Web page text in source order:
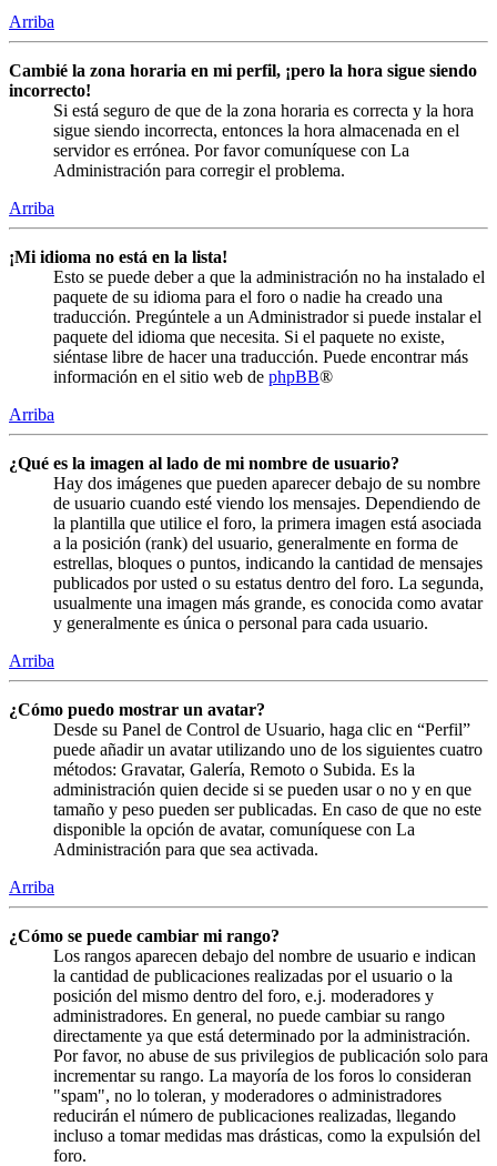
Arriba
Cambié la zona horaria en mi perfil, ¡pero la hora sigue siendo
incorrecto!
Si está seguro de que de la zona horaria es correcta y la hora
sigue siendo incorrecta, entonces la hora almacenada en el
servidor es errónea. Por favor comuníquese con La
Administración para corregir el problema.
Arriba
¡Mi idioma no está en la lista!
Esto se puede deber a que la administración no ha instalado el
paquete de su idioma para el foro o nadie ha creado una
traducción. Pregúntele a un Administrador si puede instalar el
paquete del idioma que necesita. Si el paquete no existe,
siéntase libre de hacer una traducción. Puede encontrar más
información en el sitio web de phpBB®
Arriba
¿Qué es la imagen al lado de mi nombre de usuario?
Hay dos imágenes que pueden aparecer debajo de su nombre
de usuario cuando esté viendo los mensajes. Dependiendo de
la plantilla que utilice el foro, la primera imagen está asociada
a la posición (rank) del usuario, generalmente en forma de
estrellas, bloques o puntos, indicando la cantidad de mensajes
publicados por usted o su estatus dentro del foro. La segunda,
usualmente una imagen más grande, es conocida como avatar
y generalmente es única o personal para cada usuario.
Arriba
¿Cómo puedo mostrar un avatar?
Desde su Panel de Control de Usuario, haga clic en “Perfil”
puede añadir un avatar utilizando uno de los siguientes cuatro
métodos: Gravatar, Galería, Remoto o Subida. Es la
administración quien decide si se pueden usar o no y en que
tamaño y peso pueden ser publicadas. En caso de que no este
disponible la opción de avatar, comuníquese con La
Administración para que sea activada.
Arriba
¿Cómo se puede cambiar mi rango?
Los rangos aparecen debajo del nombre de usuario e indican
la cantidad de publicaciones realizadas por el usuario o la
posición del mismo dentro del foro, e.j. moderadores y
administradores. En general, no puede cambiar su rango
directamente ya que está determinado por la administración.
Por favor, no abuse de sus privilegios de publicación solo para
incrementar su rango. La mayoría de los foros lo consideran
"spam", no lo toleran, y moderadores o administradores
reducirán el número de publicaciones realizadas, llegando
incluso a tomar medidas mas drásticas, como la expulsión del
foro.